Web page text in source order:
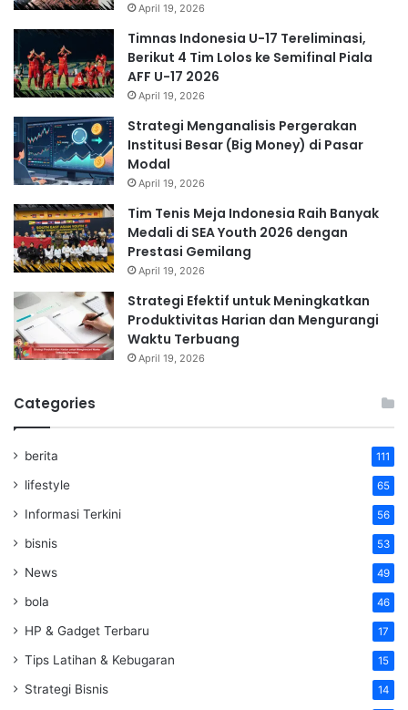
April 19, 2026
Timnas Indonesia U-17 Tereliminasi,
Berikut 4 Tim Lolos ke Semifinal Piala
AFF U-17 2026
April 19, 2026
Strategi Menganalisis Pergerakan
Institusi Besar (Big Money) di Pasar
Modal
April 19, 2026
Tim Tenis Meja Indonesia Raih Banyak
Medali di SEA Youth 2026 dengan
Prestasi Gemilang
April 19, 2026
Strategi Efektif untuk Meningkatkan
Produktivitas Harian dan Mengurangi
Waktu Terbuang
April 19, 2026
Categories
berita 111
lifestyle 65
Informasi Terkini 56
bisnis 53
News 49
bola 46
HP & Gadget Terbaru 17
Tips Latihan & Kebugaran 15
Strategi Bisnis 14